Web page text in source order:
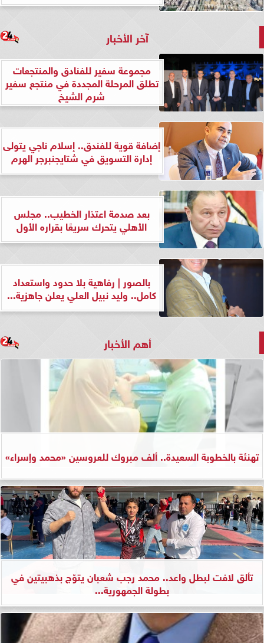
آخر الأخبار
مجموعة سفير للفنادق والمنتجعات
تطلق المرحلة المجددة في منتجع سفير
شرم الشيخ
إضافة قوية للفندق.. إسلام ناجي يتولى
إدارة التسويق في شتايجنبرجر الهرم
بعد صدمة اعتذار الخطيب.. مجلس
الأهلي يتحرك سريعًا بقراره الأول
بالصور | رفاهية بلا حدود واستعداد
كامل.. وليد نبيل العلي يعلن جاهزية...
أهم الأخبار
تهنئة بالخطوبة السعيدة.. ألف مبروك للعروسين «محمد وإسراء»
تألق لافت لبطل واعد.. محمد رجب شعبان يتوّج بذهبيتين في
بطولة الجمهورية...